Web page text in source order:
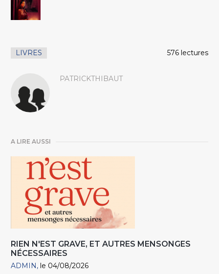
LIVRES 576 lectures
PATRICKTHIBAUT
A LIRE AUSSI
RIEN N'EST GRAVE, ET AUTRES MENSONGES
NÉCESSAIRES
ADMIN le 04/08/2026